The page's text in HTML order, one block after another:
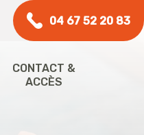
04 67 52 20 83
CONTACT &
ACCÈS